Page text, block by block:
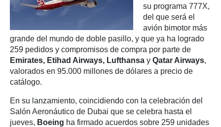
su programa 777X,
del que será el
avión bimotor más
grande del mundo de doble pasillo, y que ya ha logrado
259 pedidos y compromisos de compra por parte de
Emirates, Etihad Airways, Lufthansa y Qatar Airways,
valorados en 95.000 millones de dólares a precio de
catálogo.
En su lanzamiento, coincidiendo con la celebración del
Salón Aeronáutico de Dubai que se celebra hasta el
jueves, Boeing ha firmado acuerdos sobre 259 unidades